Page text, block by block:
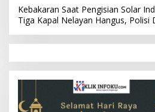
Kebakaran Saat Pengisian Solar
Tiga Kapal Nelayan Hangus, Polisi